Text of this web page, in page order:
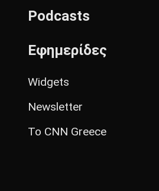
Podcasts
Εφημερίδες
Widgets
Newsletter
Το CNN Greece